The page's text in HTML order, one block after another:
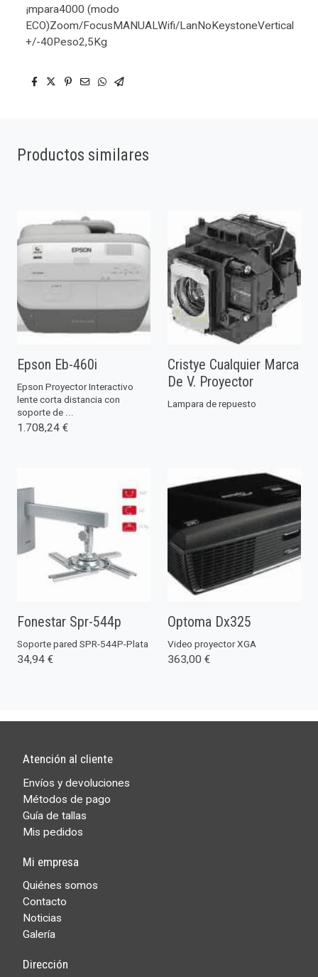
¡mpara4000 (modo
ECO)Zoom/FocusMANUALWifi/LanNoKeystoneVertical
+/-40Peso2,5Kg
Productos similares
Epson Eb-460i
Epson Proyector Interactivo
lente corta distancia con
soporte de ...
1.708,24 €
Cristye Cualquier Marca
De V. Proyector
Lampara de repuesto
Fonestar Spr-544p
Soporte pared SPR-544P-Plata
34,94 €
Optoma Dx325
Video proyector XGA
363,00 €
Atención al cliente
Envíos y devoluciones
Métodos de pago
Guía de tallas
Mis pedidos
Mi empresa
Quiénes somos
Contacto
Noticias
Galería
Dirección